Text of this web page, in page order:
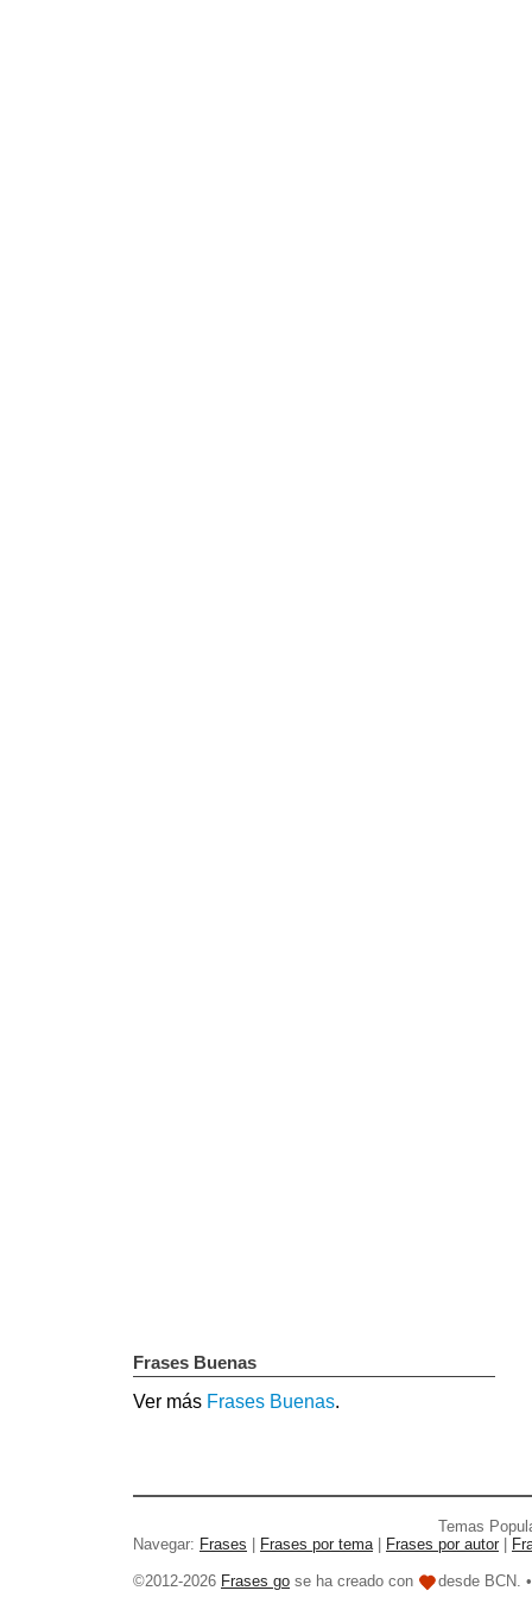
Frases Buenas
Ver más Frases Buenas.
Temas
Navegar: Frases Frases por tema| Frases por autor
©2012-2026 Frases go se ha creado con desde BCN.